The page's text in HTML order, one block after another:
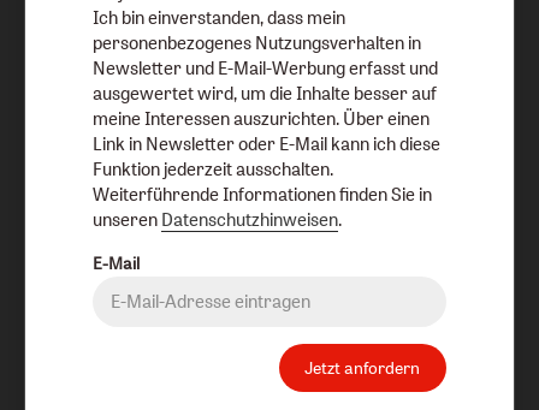
Ich bin einverstanden, dass mein
personenbezogenes Nutzungsverhalten in
Newsletter und E-Mail-Werbung erfasst und
ausgewertet wird, um die Inhalte besser auf
meine Interessen auszurichten. Über einen
Link in Newsletter oder E-Mail kann ich diese
Funktion jederzeit ausschalten.
Weiterführende Informationen finden Sie in
unseren Datenschutzhinweisen.
E-Mail
Jetzt anfordern